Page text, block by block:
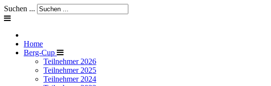
Suchen ...
Home
Berg-Cup
Teilnehmer 2026
Teilnehmer 2025
Teilnehmer 2024